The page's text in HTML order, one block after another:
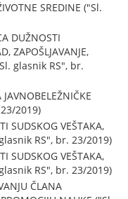
SREDINE ("Sl.
DUŽNOSTI
ZAPOŠLJAVANJE,
glasnik RS", br.
JAVNOBELEŽNIČKE
2019)
SUDSKOG VEŠTAKA,
RS", br. 23/2019)
SUDSKOG VEŠTAKA,
RS", br. 23/2019)
ČLANA